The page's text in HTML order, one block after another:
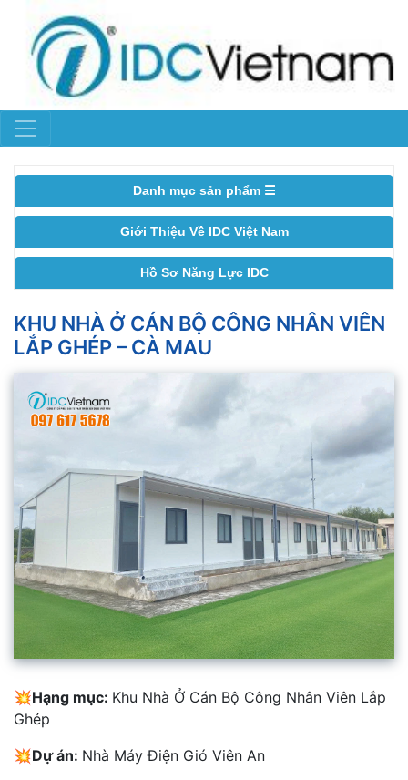
Danh mục sản phẩm ☰
Giới Thiệu Về IDC Việt Nam
Hồ Sơ Năng Lực IDC
KHU NHÀ Ở CÁN BỘ CÔNG NHÂN VIÊN
LẮP GHÉP – CÀ MAU
💥Hạng mục: Khu Nhà Ở Cán Bộ Công Nhân Viên Lắp
Ghép
💥Dự án: Nhà Máy Điện Gió Viên An